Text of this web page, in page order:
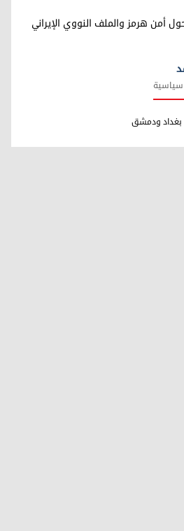
أمن هرمز والملف النووي الإيراني
سياسية
بغداد ودمشق